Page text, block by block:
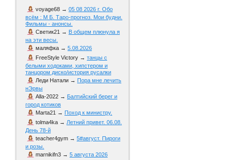
voyage68 → 05 08 2026 г. Обо
всём : М Б. Таро-прогноз. Мои будни.
Фильмы - анонсы.
Светик21 → В общем плюнула я
на эти весы.
маляфка → 5.08.2026
FreeStyle Victory → танцы с
белыми ходоками, хипстером и
танцором диско/история русалки
Леди Натали → Пора мне лечить
нЭрвы
Alla-2022 → Балтийский берег и
город котиков
Marta21 → Поход к министру.
tolma4ka → Летний привет. 06.08.
День 78-й
teacher4gym → 5#август. Пироги
и розы.
marnikifn3 → 5 августа 2026